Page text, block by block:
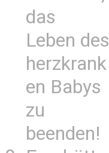
das
Leben des
herzkrank
en Babys
zu
beenden!